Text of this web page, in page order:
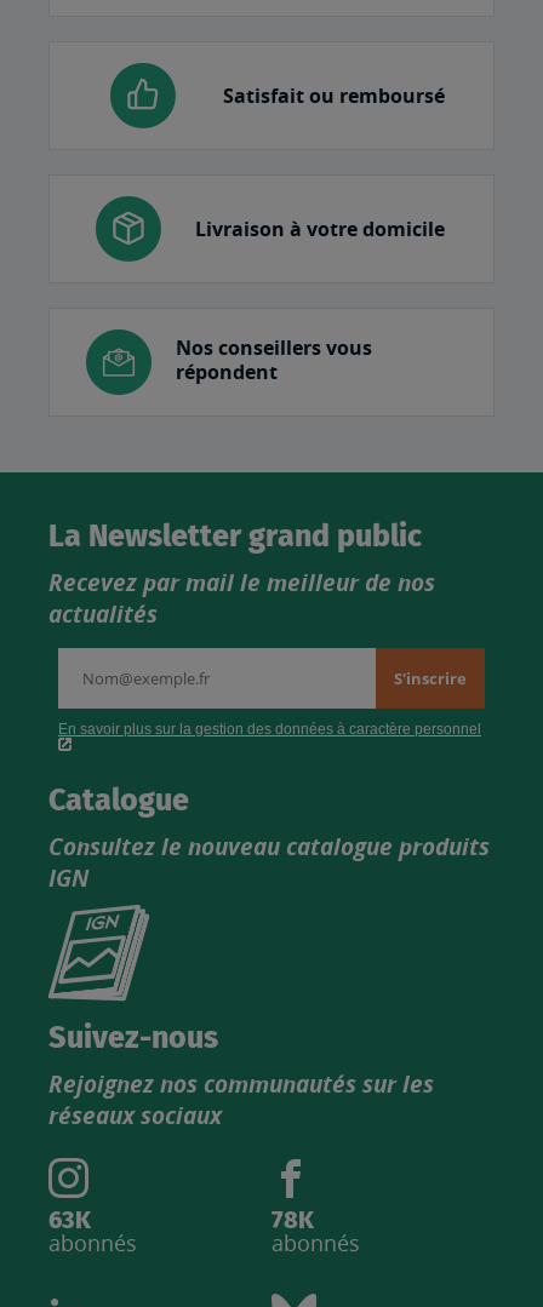
Satisfait ou remboursé
Livraison à votre domicile
Nos conseillers vous
répondent
La Newsletter grand public
Recevez par mail le meilleur de nos
actualités
Catalogue
Consultez le nouveau catalogue produits
IGN
Consultez
catalogue
Suivez-nous
Rejoignez nos communautés sur les
réseaux sociaux
63K
abonnés
78K
abonnés